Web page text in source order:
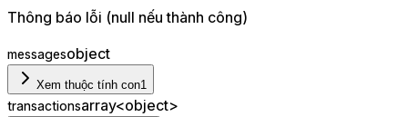
Thông báo lỗi (null nếu thành công)
messagesobject
Xem thuộc tính con1
transactionsarray<object>